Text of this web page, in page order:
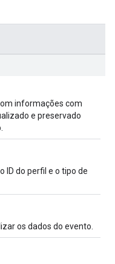
informações com
e preservado
ID do perfil e o tipo de
os dados do evento.